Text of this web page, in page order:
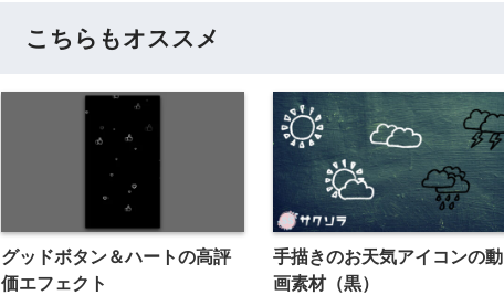
こちらもオススメ
グッドボタン＆ハートの高評
価エフェクト
手描きのお天気アイコンの動
画素材（黒）